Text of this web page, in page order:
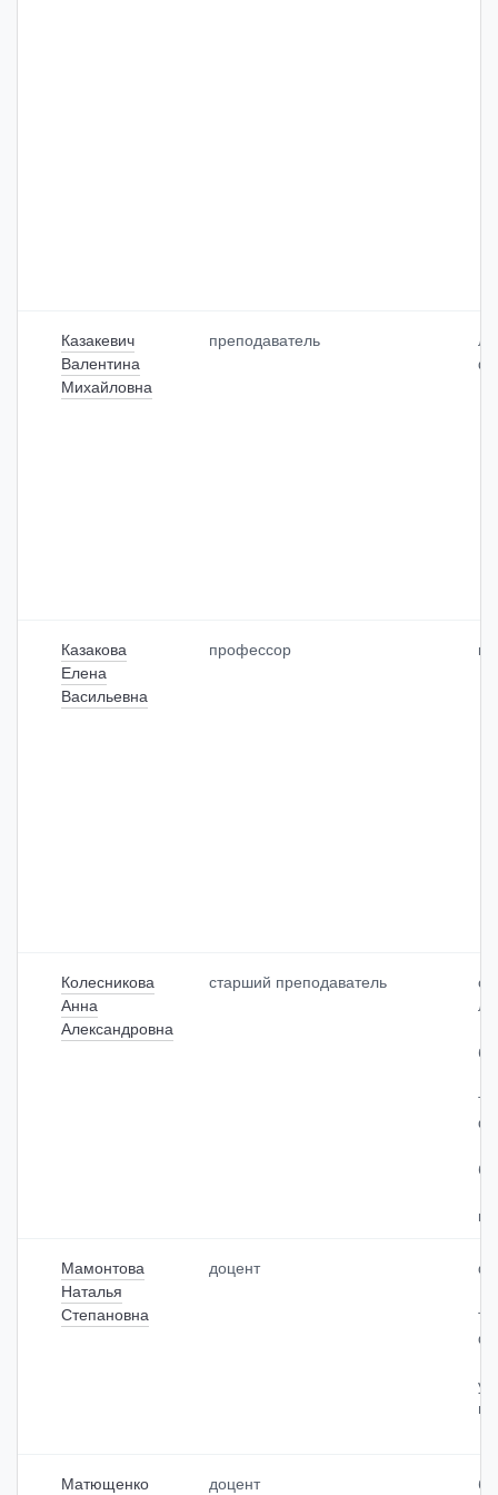
Казакевич
Валентина
Михайловна
преподаватель
Казакова
Елена
Васильевна
профессор
Колесникова
Анна
Александровна
старший преподаватель
Мамонтова
Наталья
Степановна
доцент
Матющенко
доцент